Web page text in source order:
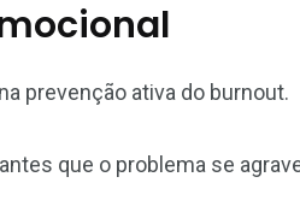
prevenção ativa do burnout.
que o problema se